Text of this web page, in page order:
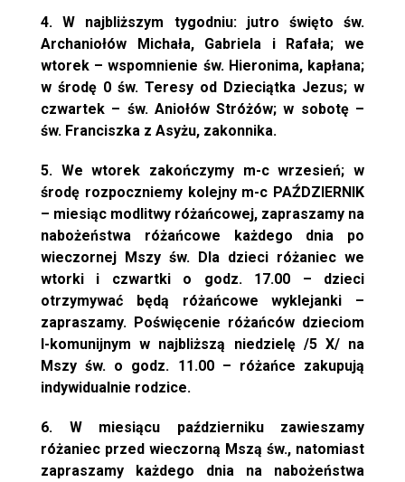
4. W najbliższym tygodniu: jutro święto św.
Archaniołów Michała, Gabriela i Rafała; we
wtorek – wspomnienie św. Hieronima, kapłana;
w środę 0 św. Teresy od Dzieciątka Jezus; w
czwartek – św. Aniołów Stróżów; w sobotę –
św. Franciszka z Asyżu, zakonnika.
5. We wtorek zakończymy m-c wrzesień; w
środę rozpoczniemy kolejny m-c PAŹDZIERNIK
– miesiąc modlitwy różańcowej, zapraszamy na
nabożeństwa różańcowe każdego dnia po
wieczornej Mszy św. Dla dzieci różaniec we
wtorki i czwartki o godz. 17.00 – dzieci
otrzymywać będą różańcowe wyklejanki –
zapraszamy. Poświęcenie różańców dzieciom
I-komunijnym w najbliższą niedzielę /5 X/ na
Mszy św. o godz. 11.00 – różańce zakupują
indywidualnie rodzice.
6. W miesiącu październiku zawieszamy
różaniec przed wieczorną Mszą św., natomiast
zapraszamy każdego dnia na nabożeństwa